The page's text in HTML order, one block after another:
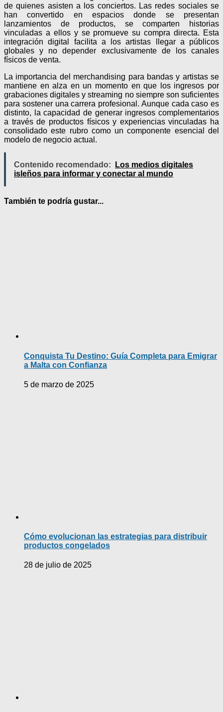
de quienes asisten a los conciertos. Las redes sociales se
han convertido en espacios donde se presentan
lanzamientos de productos, se comparten historias
vinculadas a ellos y se promueve su compra directa. Esta
integración digital facilita a los artistas llegar a públicos
globales y no depender exclusivamente de los canales
físicos de venta.
La importancia del merchandising para bandas y artistas se
mantiene en alza en un momento en que los ingresos por
grabaciones digitales y streaming no siempre son suficientes
para sostener una carrera profesional. Aunque cada caso es
distinto, la capacidad de generar ingresos complementarios
a través de productos físicos y experiencias vinculadas ha
consolidado este rubro como un componente esencial del
modelo de negocio actual.
Contenido recomendado:
Los medios digitales
isleños para informar y conectar al mundo
También te podría gustar...
Conquista Tu Destino: Guía Completa para Emigrar
a Malta con Confianza
5 de marzo de 2025
Cómo evolucionan las estrategias para distribuir
productos congelados
28 de julio de 2025